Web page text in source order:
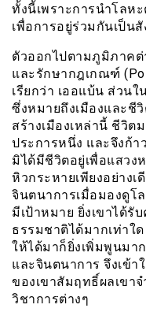
ทั้งนี้เพราะการนำโลห
เพื่อการอยู่ร่วมกันเป็น
ตัวออกไปตามภูมิภาคต่
และรักษากฎเกณฑ์
เรียกว่า เออแบ้น ส่วน
ซึ่งหมายถึงเมืองและชี
สร้างเมืองเหล่านี้ ชีวิ
ประการหนึ่ง และจึงก้
มิได้มีชีวิตอยู่เพื่อแสวง
หิวกระหายเพียงอย่างเ
จินตนาการเมื่อมองดูโ
มีเป้าหมาย ยิ่งเขาได้รั
ธรรมชาติได้มากเท่าใ
ให้ได้มาก็ยิ่งเพิ่มพูนม
และจินตนาการ จึงเข้า
ของเขาสัมฤทธิ์ผลเขา
วิชาการต่างๆ